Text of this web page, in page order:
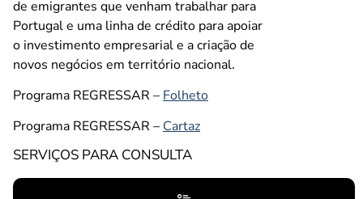
de emigrantes que venham trabalhar para
Portugal e uma linha de crédito para apoiar
o investimento empresarial e a criação de
novos negócios em território nacional.
Programa REGRESSAR – Folheto
Programa REGRESSAR –Cartaz
SERVIÇOS PARA CONSULTA